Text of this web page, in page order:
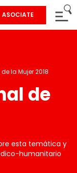
ASOCIATE
la Mujer 2018
de
esta temática y
humanitario